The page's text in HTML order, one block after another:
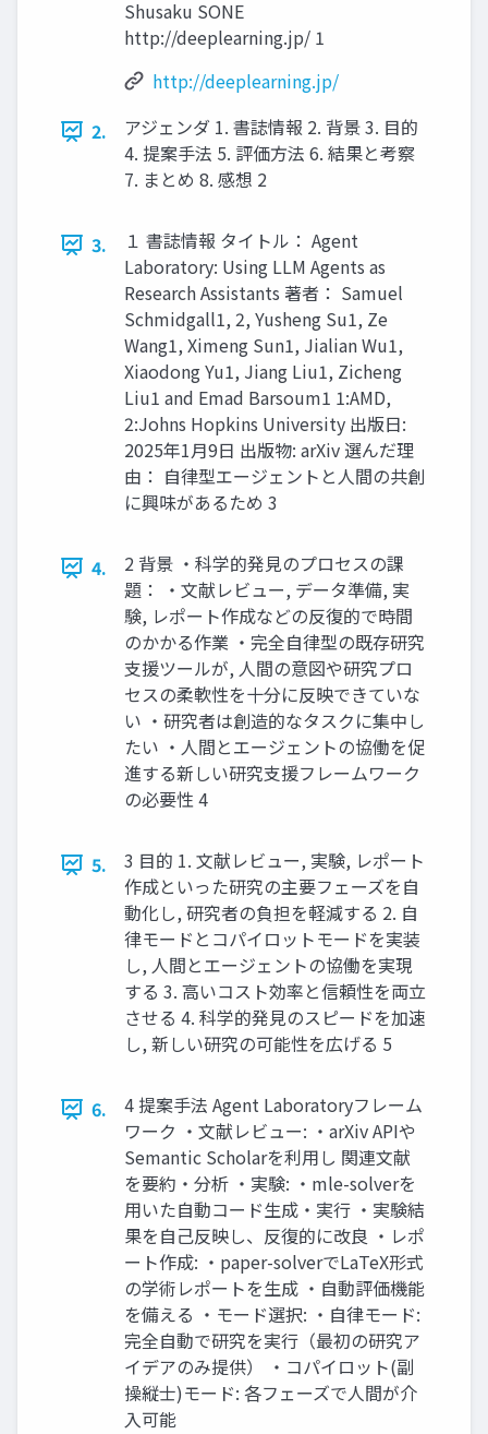
Shusaku SONE
http://deeplearning.jp/ 1
http://deeplearning.jp/
2.
アジェンダ 1. 書誌情報 2. 背景 3. 目的
4. 提案手法 5. 評価方法 6. 結果と考察
7. まとめ 8. 感想 2
3.
１ 書誌情報 タイトル： Agent
Laboratory: Using LLM Agents as
Research Assistants 著者： Samuel
Schmidgall1, 2, Yusheng Su1, Ze
Wang1, Ximeng Sun1, Jialian Wu1,
Xiaodong Yu1, Jiang Liu1, Zicheng
Liu1 and Emad Barsoum1 1:AMD,
2:Johns Hopkins University 出版日:
2025年1月9日 出版物: arXiv 選んだ理
由： 自律型エージェントと人間の共創
に興味があるため 3
4.
2 背景 ・科学的発見のプロセスの課
題： ・文献レビュー, データ準備, 実
験, レポート作成などの反復的で時間
のかかる作業 ・完全自律型の既存研究
支援ツールが, 人間の意図や研究プロ
セスの柔軟性を十分に反映できていな
い ・研究者は創造的なタスクに集中し
たい ・人間とエージェントの協働を促
進する新しい研究支援フレームワーク
の必要性 4
5.
3 目的 1. 文献レビュー, 実験, レポート
作成といった研究の主要フェーズを自
動化し, 研究者の負担を軽減する 2. 自
律モードとコパイロットモードを実装
し, 人間とエージェントの協働を実現
する 3. 高いコスト効率と信頼性を両立
させる 4. 科学的発見のスピードを加速
し, 新しい研究の可能性を広げる 5
6.
4 提案手法 Agent Laboratoryフレーム
ワーク ・文献レビュー: ・arXiv APIや
Semantic Scholarを利用し 関連文献
を要約・分析 ・実験: ・mle-solverを
用いた自動コード生成・実行 ・実験結
果を自己反映し、反復的に改良 ・レポ
ート作成: ・paper-solverでLaTeX形式
の学術レポートを生成 ・自動評価機能
を備える ・モード選択: ・自律モード:
完全自動で研究を実行（最初の研究ア
イデアのみ提供） ・コパイロット(副
操縦士)モード: 各フェーズで人間が介
入可能